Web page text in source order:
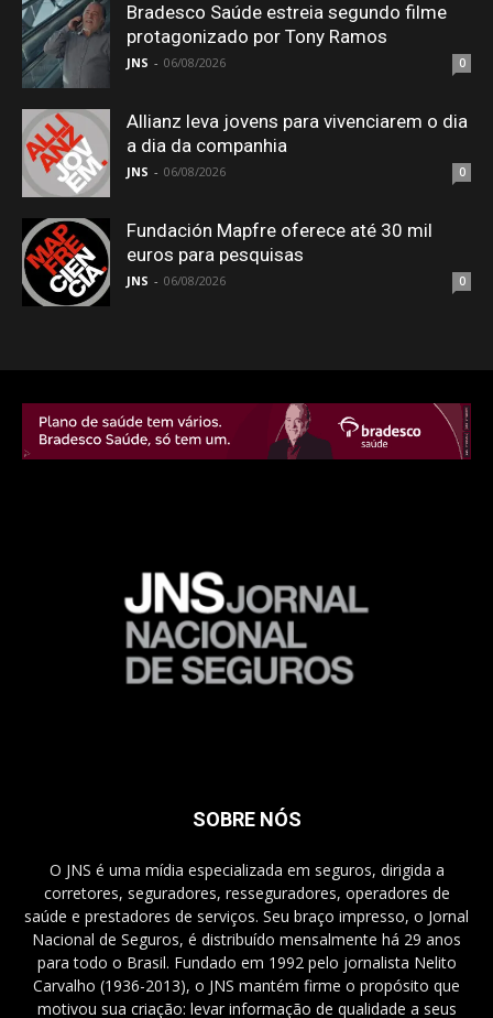
Bradesco Saúde estreia segundo filme
protagonizado por Tony Ramos
JNS - 06/08/2026 0
Allianz leva jovens para vivenciarem o dia
a dia da companhia
JNS - 06/08/2026 0
Fundación Mapfre oferece até 30 mil
euros para pesquisas
JNS - 06/08/2026 0
SOBRE NÓS
O JNS é uma mídia especializada em seguros, dirigida a
corretores, seguradores, resseguradores, operadores de
saúde e prestadores de serviços. Seu braço impresso, o Jornal
Nacional de Seguros, é distribuído mensalmente há 29 anos
para todo o Brasil. Fundado em 1992 pelo jornalista Nelito
Carvalho (1936-2013), o JNS mantém firme o propósito que
motivou sua criação: levar informação de qualidade a seus